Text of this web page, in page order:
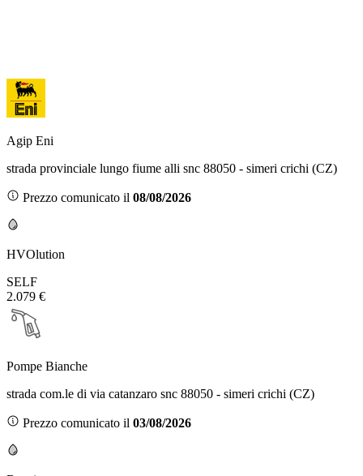
Agip Eni
strada provinciale lungo fiume alli snc 88050 - simeri crichi (CZ)
Prezzo comunicato il 08/08/2026
HVOlution
SELF
2.079 €
Pompe Bianche
strada com.le di via catanzaro snc 88050 - simeri crichi (CZ)
Prezzo comunicato il 03/08/2026